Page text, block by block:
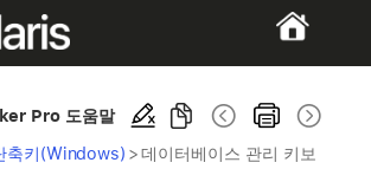
Pro 도움말
축키(Windows) >데이터베이스 관리 키보